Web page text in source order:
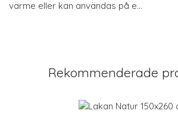
värme eller kan användas på e…
Rekommenderade